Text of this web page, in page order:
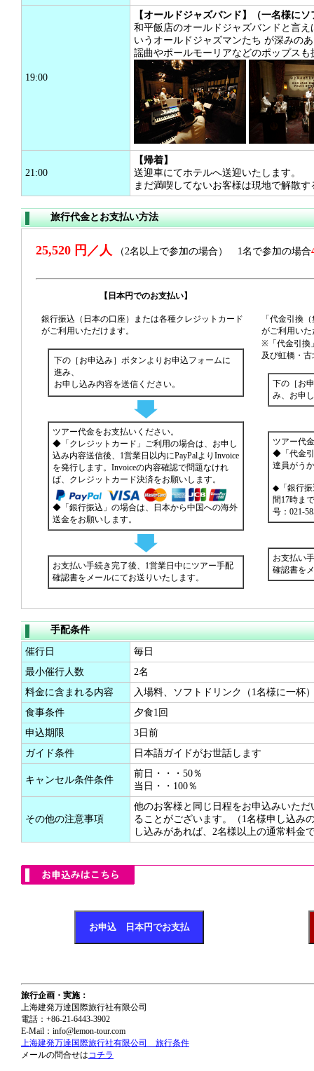
19:00
【オールドジャズバンド】（一名様に
和平飯店のオールドジャズバンドと言
いうオールドジャズマンたち が深みの
謡曲やポールモーリアなどのポップスも
21:00
【帰着】
送迎車にてホテルへ送迎いたします。
まだ満喫してないお客様は現地で解散
旅行代金とお支払い方法
25,520 円／人 （2名以上で参加の場合） 1名で参加の場合
【日本円でのお支払い】
銀行振込（日本の口座）または各種クレジットカード
がご利用いただけます。
下の［お申込み］ボタンよりお申込フォームに
進み、
お申し込み内容を送信ください。
ツアー代金をお支払いください。
◆「クレジットカード」ご利用の場合は、お申し
込み内容送信後、1営業日以内にPayPalよりInvoice
を発行します。Invoiceの内容確認で問題なけれ
ば、クレジットカード決済をお願いします。
◆「銀行振込」の場合は、日本から中国への海外
送金をお願いします。
お支払い手続き完了後、1営業日中にツアー手配
確認書をメールにてお送りいたします。
「代金引換
がご利用い
※「代金引換
及び虹橋・
下の［お
み、お申
ツアー代
◆「代金引
達員がう
◆「銀行振
間17時ま
号：021-
お支払い
確認書を
手配条件
催行日
毎日
最小催行人数
2名
料金に含まれる内容
入場料、ソフトドリンク（1名様に一杯
食事条件
夕食1回
申込期限
3日前
ガイド条件
日本語ガイドがお世話します
キャンセル条件条件
前日・・・50％
当日・・100％
その他の注意事項
他のお客様と同じ日程をお申込みいた
ることがございます。（1名様申し込み
し込みがあれば、2名様以上の通常料金
旅行企画・実施：
上海建発万達国際旅行社有限公司
電話：+86-21-6443-3902
E-Mail：info@lemon-tour.com
上海建発万達国際旅行社有限公司 旅行条件
メールの問合せはコチラ